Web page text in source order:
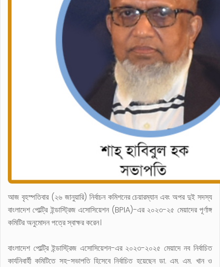
আজ বৃহস্পতিবার (২৬ জানুয়ারি) নির্বাচন কমিশনের চেয়ারম্যান এবং অপর দুই সদস্য
বাংলাদেশ পোল্ট্রি ইন্ডাস্ট্রিজ এসোসিয়েশন (BPIA)-এর ২০২৩-২৫ মেয়াদের পূর্ণাঙ্গ
কমিটির অনুমোদন পত্রে স্বাক্ষর করেন।
বাংলাদেশ পোল্ট্রি ইন্ডাস্ট্রিজ এসোসিয়েশন-এর ২০২৩-২০২৫ মেয়াদে নব নির্বাচিত
কার্যনিবার্হী কমিটিতে সহ-সভাপতি হিসেবে নির্বাচিত হয়েছেন ডা. এম. এম. খান ও